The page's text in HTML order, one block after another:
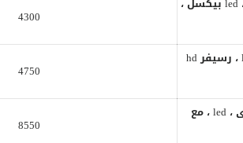
شاشة Lg مقاس 32 بوصة ، دقة اتش دى ، led ،720 بيكسل ،
4300
شاشة Lg مقاس 43 بوصة ، دقة اتش دى ، led ، رسيفر hd
4750
شاشة Lg مقاس 55 بوصة ، دقة فول اتش دى ، led ، مع
8550